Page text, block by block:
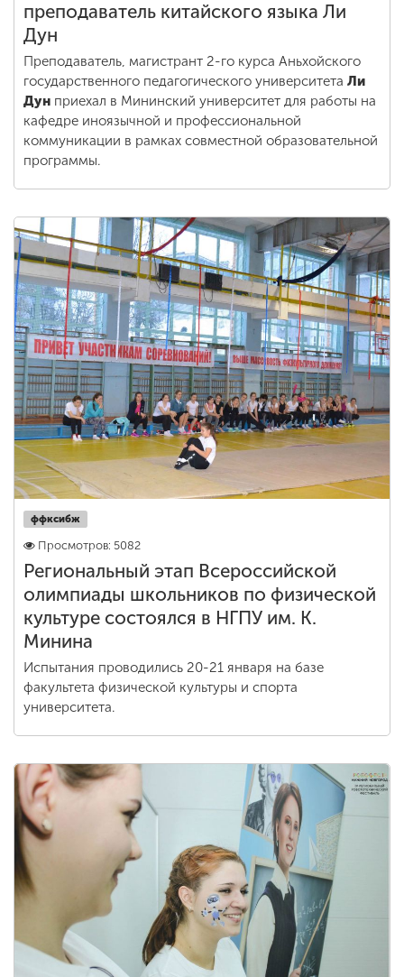
преподаватель китайского языка Ли
Дун
Преподаватель, магистрант 2-го курса Аньхойского
государственного педагогического университета Ли
Дун приехал в Мининский университет для работы на
кафедре иноязычной и профессиональной
коммуникации в рамках совместной образовательной
программы.
ффксибж
Просмотров: 5082
Региональный этап Всероссийской
олимпиады школьников по физической
культуре состоялся в НГПУ им. К.
Минина
Испытания проводились 20-21 января на базе
факультета физической культуры и спорта
университета.